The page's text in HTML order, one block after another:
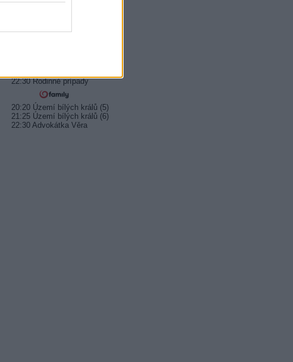
22:30 Rodinné prípady
20:20 Území bílých králů (5)
21:25 Území bílých králů (6)
22:30 Advokátka Věra